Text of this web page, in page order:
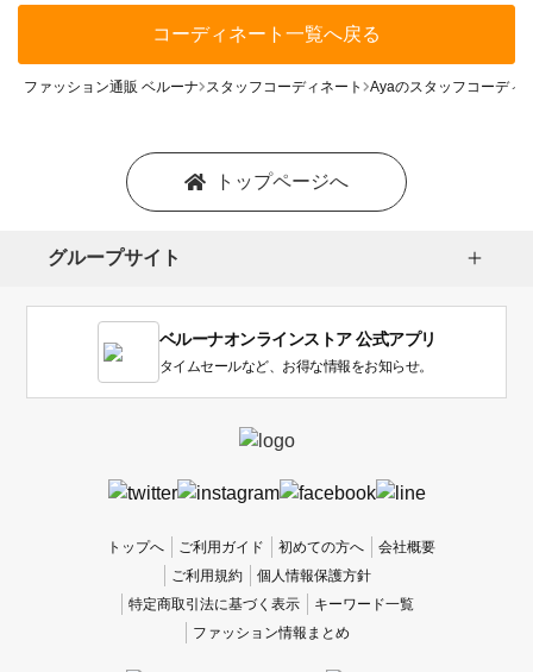
コーディネート一覧へ戻る
ファッション通販 ベルーナ スタッフコーディネート Ayaのスタッフコーディ
トップページへ
グループサイト
ベルーナオンラインストア 公式アプリ
タイムセールなど、お得な情報をお知らせ。
トップへ ご利用ガイド 初めての方へ
会社概要
ご利用規約
個人情報保護方針
特定商取引法に基づく表示
キーワード一覧
ファッション情報まとめ